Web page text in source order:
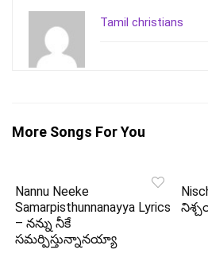
Tamil christians
More Songs For You
Nannu Neeke
Samarpisthunnanayya Lyrics
– నన్ను నీకే
సమర్పిస్తున్నానయ్యా